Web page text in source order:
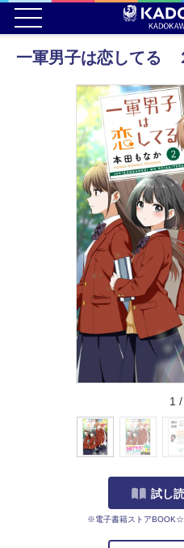
一軍男子は恋してる
1 /
試し
※電子書籍ストア